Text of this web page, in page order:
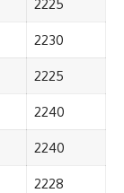
2225
2230
2225
2240
2240
2228